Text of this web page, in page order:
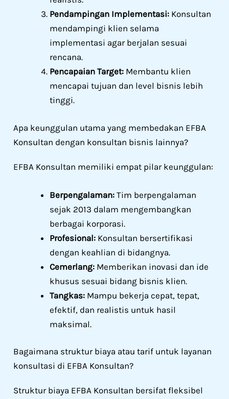
Pendampingan Implementasi:Konsultan
mendampingi klien selama
implementasi agar berjalan sesuai
rencana.
Pencapaian Target:Membantu klien
mencapai tujuan dan level bisnis lebih
tinggi.
Apa keunggulan utama yang membedakan EFBA
Konsultan dengan konsultan bisnis lainnya?
EFBA Konsultan memiliki empat pilar keunggulan:
Berpengalaman:Tim berpengalaman
sejak 2013 dalam mengembangkan
berbagai korporasi.
Profesional:Konsultan bersertifikasi
dengan keahlian di bidangnya.
Cemerlang:Memberikan inovasi dan ide
khusus sesuai bidang bisnis klien.
Tangkas:Mampu bekerja cepat, tepat,
efektif, dan realistis untuk hasil
maksimal.
Bagaimana struktur biaya atau tarif untuk layanan
konsultasi di EFBA Konsultan?
Struktur biaya EFBA Konsultan bersifat fleksibel